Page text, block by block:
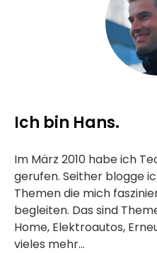
Ich bin Hans.
Im März 2010 habe ich
gerufen. Seither blogge
Themen die mich
begleiten. Das sind
Home, Elektroautos,
vieles mehr...